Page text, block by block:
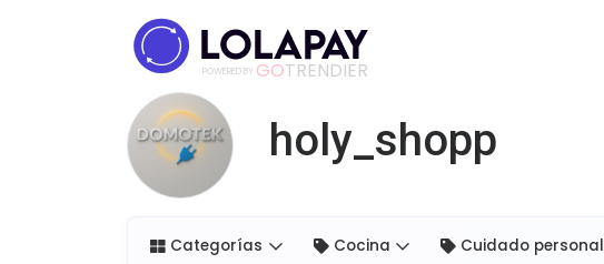
POWERED BY GOTRENDIER
holy_shopp
Categorías Cocina Cuidado personal